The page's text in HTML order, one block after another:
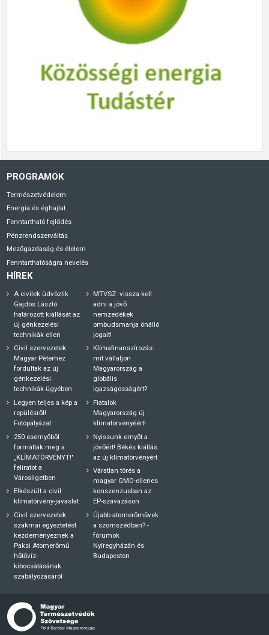
PROGRAMOK
Természetvédelem
Energia és éghajlat
Fenntartható fejlődés
Pénzrendszerváltás
Mezőgazdaság és élelem
Fenntarthatóságra nevelés
HÍREK
A civilek üdvözlik
Gajdos László
határozott kiállását az
új génkezelési
technikák ellen
Civil szervezetek
Magyar Péterhez
fordultak az új
génkezelési
technikák ügyében
Legyen teljes a kép a
repülésről!
Fotópályázat
250 esernyőből
formálták meg a
„KLÍMATÖRVÉNYT!"
feliratot a
Városligetben
Elkészült a civil
klímatörvény-javaslat
Civil szervezetek
szakmai egyeztetést
kezdeményeznek a
Paksi Atomerőmű
hűtővíz-
kibocsátásának
szabályozásáról
MTVSZ: vissza kell
adni a jövő
nemzedékek
ombudsmanja önálló
jogait!
Klímafinanszírozás:
mit vállaljon
Magyarország a
globális
igazságosságért?
Fiatalok
Magyarország új
klímatörvényéért!
Nyissunk ernyőt a
jövőért! Békés kiállás
az új klímatörvényért
Váratlan törés a
magyar GMO-ellenes
konszenzusban az
EP-szavazáson
Újabb atomerőművek
a szomszédban? -
fórumok
Nyíregyházán és
Budapesten